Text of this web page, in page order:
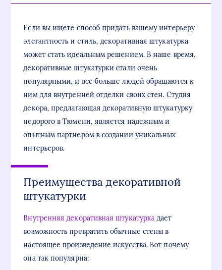
Если вы ищете способ придать вашему интерьеру
элегантность и стиль, декоративная штукатурка
может стать идеальным решением. В наше время,
декоративные штукатурки стали очень
популярными, и все больше людей обращаются к
ним для внутренней отделки своих стен. Студия
декора, предлагающая декоративную штукатурку
недорого в Тюмени, является надежным и
опытным партнером в создании уникальных
интерьеров.
Преимущества декоративной
штукатурки
Внутренняя декоративная штукатурка дает
возможность превратить обычные стены в
настоящее произведение искусства. Вот почему
она так популярна: